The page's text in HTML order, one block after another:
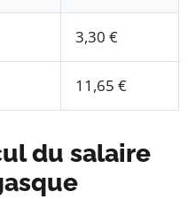
3,30 €
11,65 €
du salaire